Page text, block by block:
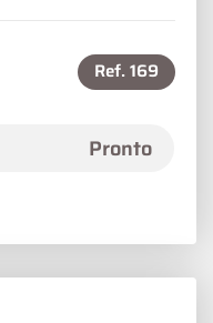
Ref.169
Pronto